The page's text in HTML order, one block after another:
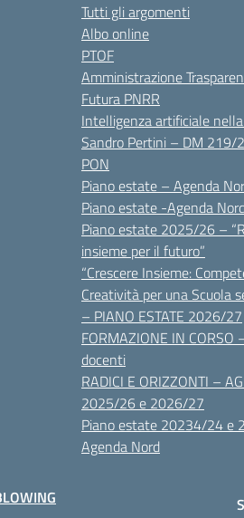
Tutti gli argomenti
Albo online
PTOF
Amministrazione
Futura PNRR
Intelligenza artificiale
Sandro Pertini – DM 219/
PON
Piano estate – Agenda
Piano estate -Agenda
Piano estate 2025/26 –
insieme per il futuro”
“Crescere Insieme:
Creatività per una Scuola
– PIANO ESTATE 2026/27
FORMAZIONE IN CORSO
docenti
RADICI E ORIZZONTI –
2025/26 e 2026/27
Piano estate 20234/24 e
Agenda Nord